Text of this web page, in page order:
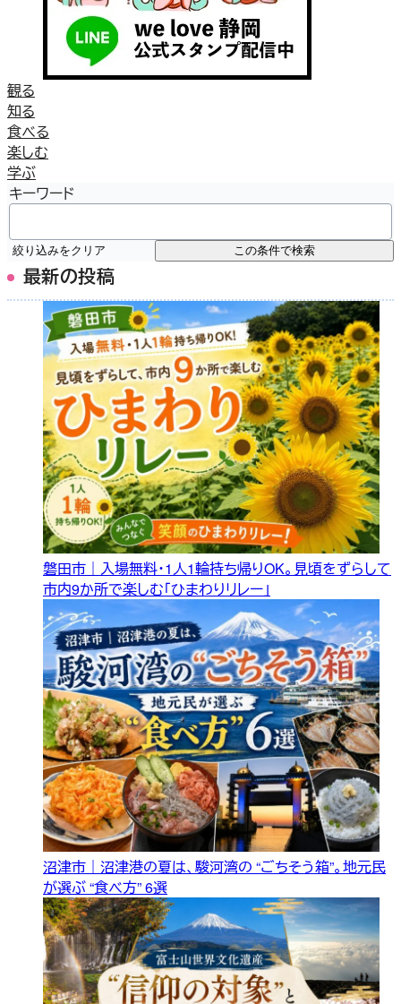
観る
知る
食べる
楽しむ
学ぶ
キーワード
絞り込みをクリア この条件で検索
最新の投稿
磐田市｜入場無料・1人1輪持ち帰りOK。見頃をずらして
市内9か所で楽しむ「ひまわりリレー」
沼津市｜沼津港の夏は、駿河湾の “ごちそう箱”。地元民
が選ぶ “食べ方” 6選